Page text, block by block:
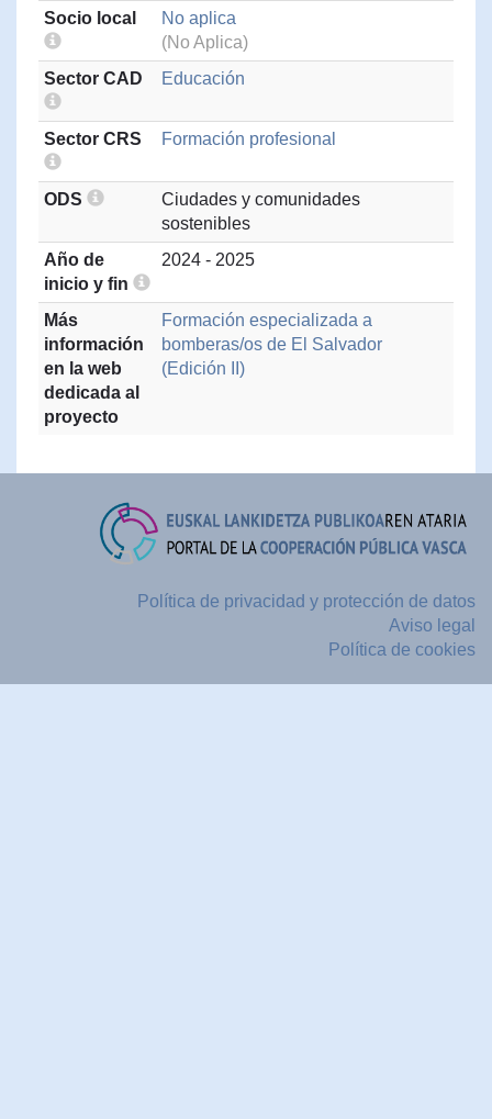
Socio local
No aplica
(No Aplica)
Sector CAD
Educación
Sector CRS Formación profesional
ODS
Ciudades y comunidades
sostenibles
Año de
inicio y fin
2024 - 2025
Más
información
en la web
dedicada al
proyecto
Formación especializada a
bomberas/os de El Salvador
(Edición II)
Política de privacidad y protección de datos
Aviso legal
Política de cookies